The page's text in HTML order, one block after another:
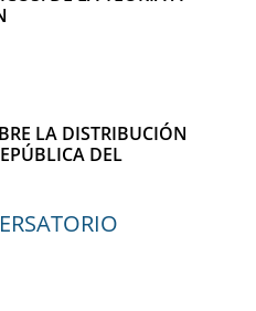
LA DISTRIBUCIÓN
DEL